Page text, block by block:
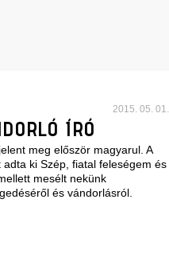
2015. 05. 01.
ÍRÓ
meg először magyarul. A
ki Szép, fiatal feleségem és
mesélt nekünk
és vándorlásról.